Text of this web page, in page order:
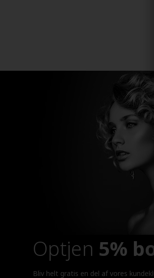
Optjen 5%
Bliv helt gratis en del af vores